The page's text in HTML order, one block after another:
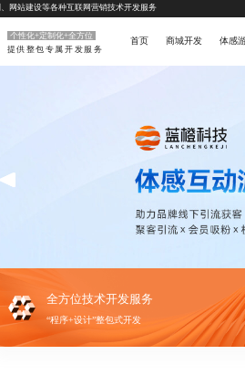
、 网站建设等各种互联网营销技术开发服务
个性化+定制化+全方位
提供整包专属开发服务
首页 商城开发 体感
全方位技术开发服务
“程序+设计”整包式开发